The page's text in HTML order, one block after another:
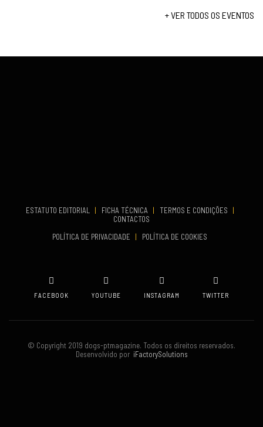
+ VER TODOS OS EVENTOS
ESTATUTO EDITORIAL | FICHA TÉCNICA | TERMOS E CONDIÇÕES
|
CONTACTOS
POLÍTICA DE PRIVACIDADE
| POLÍTICA DE COOKIES
FACEBOOK YOUTUBE INSTAGRAM TWITTER
© Copyright 2019 dogs-ptmagazine. Todos os direitos reservados.
Desenvolvido poriFactorySolutions